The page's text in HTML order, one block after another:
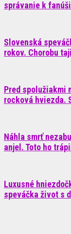
správanie k
Slovenská
rokov. Chorobu
Pred spolužiakmi
rocková hviezda.
Náhla smrť
anjel. Toto ho
Luxusné
speváčka život s